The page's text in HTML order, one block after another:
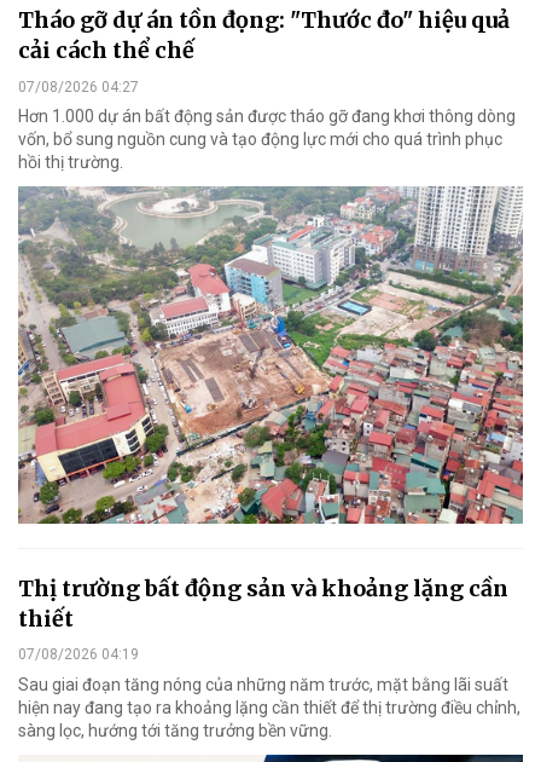
Tháo gỡ dự án tồn đọng: "Thước đo" hiệu quả
cải cách thể chế
07/08/2026 04:27
Hơn 1.000 dự án bất động sản được tháo gỡ đang khơi thông dòng
vốn, bổ sung nguồn cung và tạo động lực mới cho quá trình phục
hồi thị trường.
Thị trường bất động sản và khoảng lặng cần
thiết
07/08/2026 04:19
Sau giai đoạn tăng nóng của những năm trước, mặt bằng lãi suất
hiện nay đang tạo ra khoảng lặng cần thiết để thị trường điều chỉnh,
sàng lọc, hướng tới tăng trưởng bền vững.